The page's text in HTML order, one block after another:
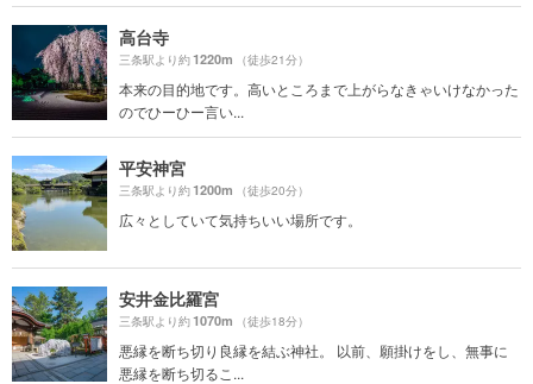
高台寺
三条駅より約1220m （徒歩21分）
本来の目的地です。高いところまで上がらなきゃいけなかった
のでひーひー言い...
平安神宮
三条駅より約1200m （徒歩20分）
広々としていて気持ちいい場所です。
安井金比羅宮
三条駅より約1070m （徒歩18分）
悪縁を断ち切り良縁を結ぶ神社。 以前、願掛けをし、無事に
悪縁を断ち切るこ...